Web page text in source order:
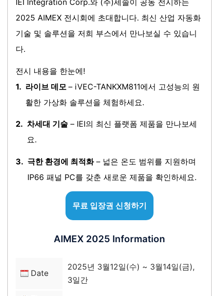
2025 AIMEX 전시회에 초대합니다. 최신 산업 자동화
기술 및 솔루션을 저희 부스에서 만나보실 수 있습니
다.
전시 내용을 한눈에!
1. 라이브 데모 – iVEC-TANKXM811에서 고성능의 원
활한 가상화 솔루션을 체험하세요.
2. 차세대 기술 – IEI의 최신 플랫폼 제품을 만나보세
요.
3. 극한 환경에 최적화– 넓은 온도 범위를 지원하며
IP66 패널 PC를 갖춘 새로운 제품을 확인하세요.
무료 입장권 신청하기
AIMEX 2025 Information
Date
2025년 3월12일(수) ~ 3월14일(금),
3일간